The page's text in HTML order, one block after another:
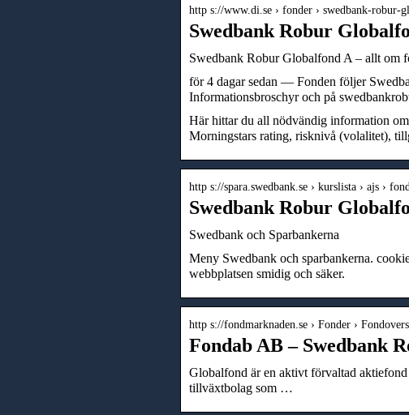
http s://www.di.se › fonder › swedbank-robur-
Swedbank Robur
Swedbank Robur Globalfond A – allt om
för 4 dagar sedan — Fonden följer
Informationsbroschyr och på
Här hittar du all nödvändig information
Morningstars rating, risknivå (volalitet),
http s://spara.swedbank.se › kurslista › ajs ›
Swedbank Robur
Swedbank och Sparbankerna
Meny Swedbank och sparbankerna.
webbplatsen smidig och säker.
http s://fondmarknaden.se › Fonder ›
Fondab AB – Swedbank
Globalfond är en aktivt förvaltad
tillväxtbolag som …